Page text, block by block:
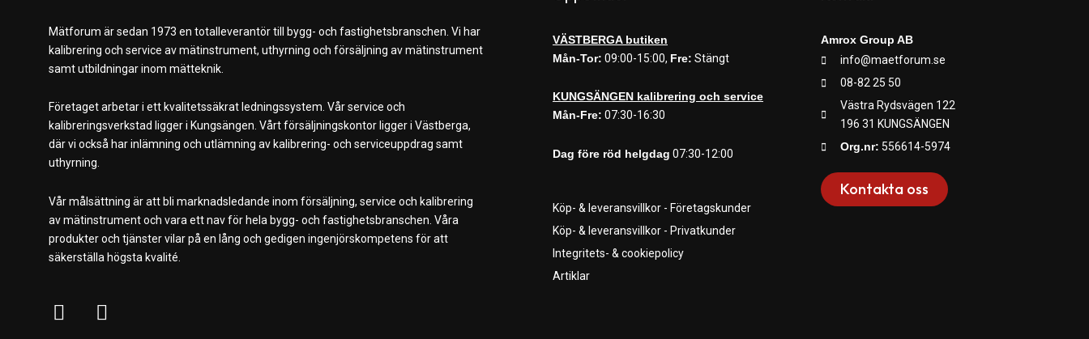
Mätforum är sedan 1973 en totalleverantör till bygg- och fastighetsbranschen. Vi har
kalibrering och service av mätinstrument, uthyrning och försäljning av mätinstrument
samt utbildningar inom mätteknik.
Företaget arbetar i ett kvalitetssäkrat ledningssystem. Vår service och
kalibreringsverkstad ligger i Kungsängen. Vårt försäljningskontor ligger i Västberga,
där vi också har inlämning och utlämning av kalibrering- och serviceuppdrag samt
uthyrning.
Vår målsättning är att bli marknadsledande inom försäljning, service och kalibrering
av mätinstrument och vara ett nav för hela bygg- och fastighetsbranschen. Våra
produkter och tjänster vilar på en lång och gedigen ingenjörskompetens för att
säkerställa högsta kvalité.
F
L
VÄSTBERGA butiken
Mån-Tor: 09:00-15:00, Fre: Stängt
KUNGSÄNGEN kalibrering och service
Mån-Fre: 07:30-16:30
Dag före röd helgdag 07:30-12:00
Köp- & leveransvillkor - Företagskunder
Köp- & leveransvillkor - Privatkunder
Integritets- & cookiepolicy
Artiklar
Amrox Group AB
info@maetforum.se
08-82 25 50
Västra Rydsvägen 122
196 31 KUNGSÄNGEN
Org.nr: 556614-5974
Kontakta oss